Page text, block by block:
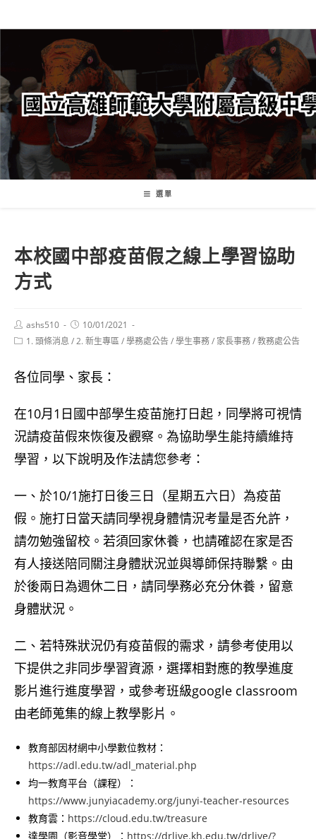
轉
要
內
容
選單
本校國中部疫苗假之線上學習協助
方式
Post
author:
ashs510
Post
published:
10/01/2021
Post1. 頭條消息 /2. 新生專區/學務處公告/學生事務/ 家長事務/教務處公告
各位同學、家長：
在10月1日國中部學生疫苗施打日起，同學將可視情
況請疫苗假來恢復及觀察。為協助學生能持續維持
學習，以下說明及作法請您參考：
一、於10/1施打日後三日（星期五六日）為疫苗
假。施打日當天請同學視身體情況考量是否允許，
請勿勉強留校。若須回家休養，也請確認在家是否
有人接送陪同關注身體狀況並與導師保持聯繫。由
於後兩日為週休二日，請同學務必充分休養，留意
身體狀況。
二、若特殊狀況仍有疫苗假的需求，請參考使用以
下提供之非同步學習資源，選擇相對應的教學進度
影片進行進度學習，或參考班級google classroom
由老師蒐集的線上教學影片。
教育部因材網中小學數位教材：
https://adl.edu.tw/adl_material.php
均一教育平台（課程）：
https://www.junyiacademy.org/junyi-teacher-resources
教育雲： https://cloud.edu.tw/treasure
達學園（影音學堂）： https://drlive.kh.edu.tw/drlive/?